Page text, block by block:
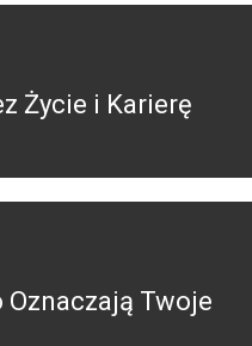
Życie i Karierę
Oznaczają Twoje